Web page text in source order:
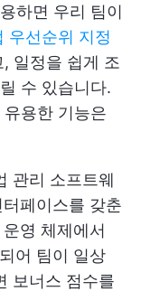
하면 우리 팀이
우선순위 지정
일정을 쉽게 조
수 있습니다.
용한 기능은
관리 소프트웨
페이스를 갖춘
영 체제에서
어 팀이 일상
보너스 점수를